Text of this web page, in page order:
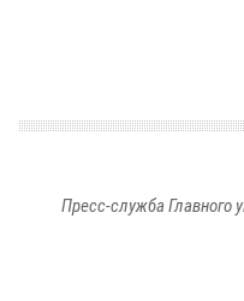
Пресс-служба Главного